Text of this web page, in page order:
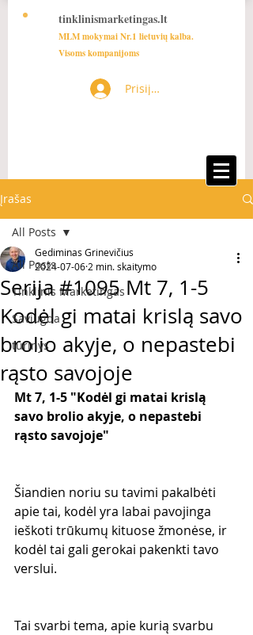
tinklinismarketingas.lt
MLM mokymai Nr.1 lietuvių kalba.
Visoms kompanijoms
Prisijungti
Įrašas
All Posts
Tinklinis Marketingas
Saviugda
turinys
All Posts
Serija #1095 Mt 7, 1-5
Kodėl gi matai krislą savo
brolio akyje, o nepastebi
rąsto savojoje
Gediminas Grinevičius
2024-07-06 2 min. skaitymo
Mt 7, 1-5 "Kodėl gi matai krislą
savo brolio akyje, o nepastebi
rąsto savojoje"
Šiandien noriu su tavimi pakalbėti
apie tai, kodėl yra labai pavojinga
ieškoti trūkumų kituose žmonėse, ir
kodėl tai gali gerokai pakenkti tavo
verslui.
Tai svarbi tema, apie kurią svarbu